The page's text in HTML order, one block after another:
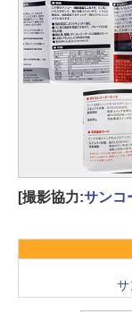
[撮影協力:サンコ
サ